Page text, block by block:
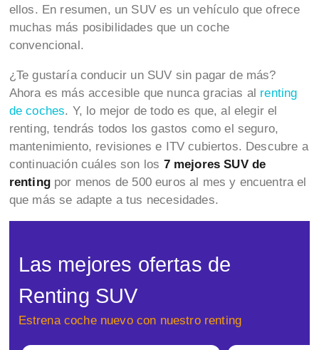
ellos. En resumen, un SUV es un vehículo que ofrece
muchas más posibilidades que un coche
convencional.
¿Te gustaría conducir un SUV sin pagar de más?
Ahora es más accesible que nunca gracias al renting
de coches. Y, lo mejor de todo es que, al elegir el
renting, tendrás todos los gastos como el seguro,
mantenimiento, revisiones e ITV cubiertos. Descubre a
continuación cuáles son los 7 mejores SUV de
renting por menos de 500 euros al mes y encuentra el
que más se adapte a tus necesidades.
Las mejores ofertas de
Renting SUV
Estrena coche nuevo con nuestro renting